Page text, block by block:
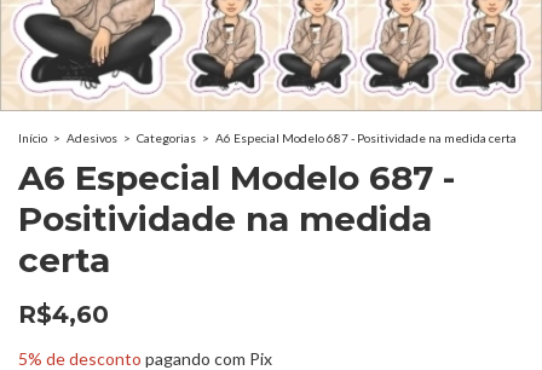
Início > Adesivos > Categorias > A6 Especial Modelo 687 - Positividade na medida certa
A6 Especial Modelo 687 -
Positividade na medida
certa
R$4,60
5% de desconto pagando com Pix